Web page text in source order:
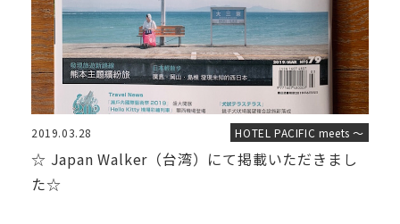
2019.03.28 HOTEL PACIFIC meets ～
☆ Japan Walker（台湾）にて掲載いただきまし
た☆